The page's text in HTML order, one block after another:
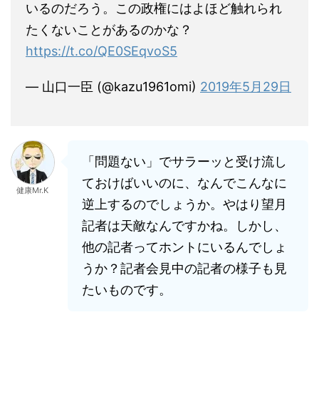
いるのだろう。この政権にはよほど触れられ
たくないことがあるのかな？
https://t.co/QE0SEqvoS5
— 山口一臣 (@kazu1961omi) 2019年5月29日
健康Mr.K
「問題ない」でサラーッと受け流し
ておけばいいのに、なんでこんなに
逆上するのでしょうか。やはり望月
記者は天敵なんですかね。しかし、
他の記者ってホントにいるんでしょ
うか？記者会見中の記者の様子も見
たいものです。